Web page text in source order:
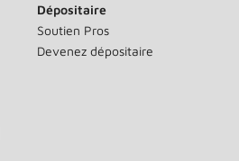
Dépositaire
Soutien Pros
Devenez dépositaire